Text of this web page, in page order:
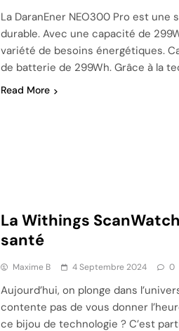
La DaranEner NEO300 Pro est
durable. Avec une capacité de
variété de besoins énergétiques.
de batterie de 299Wh. Grâce à la
Read More
La Withings
santé
Maxime B 4 Septembre 2024 0
Aujourd’hui, on plonge dans
contente pas de vous donner
ce bijou de technologie ? C’est